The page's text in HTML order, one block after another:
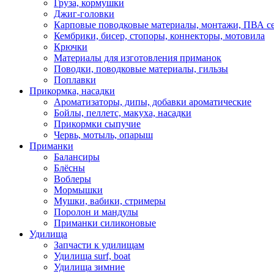
Груза, кормушки
Джиг-головки
Карповые поводковые материалы, монтажи, ПВА
Кембрики, бисер, стопоры, коннекторы, мотовила
Крючки
Материалы для изготовления приманок
Поводки, поводковые материалы, гильзы
Поплавки
Прикормка, насадки
Ароматизаторы, дипы, добавки ароматические
Бойлы, пеллетс, макуха, насадки
Прикормки сыпучие
Червь, мотыль, опарыш
Приманки
Балансиры
Блёсны
Воблеры
Мормышки
Мушки, вабики, стримеры
Поролон и мандулы
Приманки силиконовые
Удилища
Запчасти к удилищам
Удилища surf, boat
Удилища зимние